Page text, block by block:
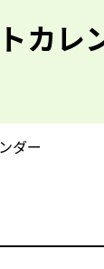
カレ
ダー